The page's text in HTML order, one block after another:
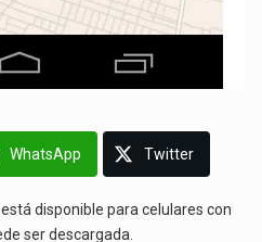
WhatsApp Twitter
disponible para celulares con
ser descargada.